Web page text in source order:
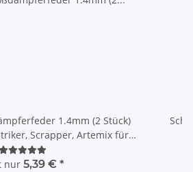
1.4mm (2 Stück)
Scrapper, Artemix für
/ HRC15-P003
nur 5,39 € *